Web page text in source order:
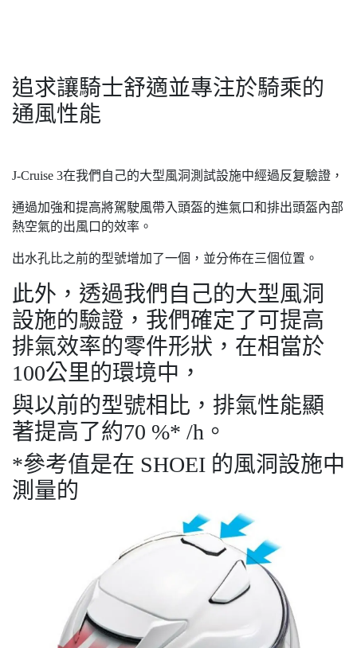
追求讓騎士舒適並專注於騎乘的
通風性能
J-Cruise 3在我們自己的大型風洞測試設施中經過反复驗證，
通過加強和提高將駕駛風帶入頭盔的進氣口和排出頭盔內部
熱空氣的出風口的效率。
出水孔比之前的型號增加了一個，並分佈在三個位置。
此外，透過我們自己的大型風洞
設施的驗證，我們確定了可提高
排氣效率的零件形狀，在相當於
100公里的環境中，
與以前的型號相比，排氣性能顯
著提高了約70 %* /h。
*參考值是在 SHOEI 的風洞設施中
測量的